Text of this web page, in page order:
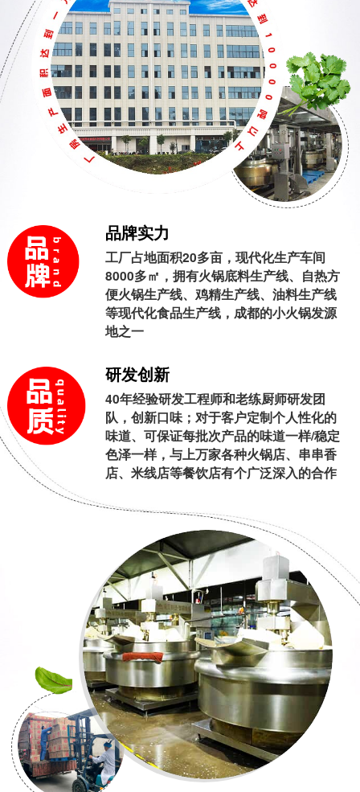
品牌实力
工厂占地面积20多亩，现代化生产车间
8000多㎡，拥有火锅底料生产线、自热方
便火锅生产线、鸡精生产线、油料生产线
等现代化食品生产线，成都的小火锅发源
地之一
研发创新
40年经验研发工程师和老练厨师研发团
队，创新口味；对于客户定制个人性化的
味道、可保证每批次产品的味道一样/稳定
色泽一样，与上万家各种火锅店、串串香
店、米线店等餐饮店有个广泛深入的合作